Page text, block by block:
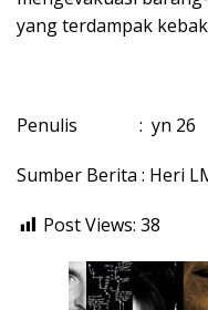
yang terdampak
Penulis : yn 26
Sumber Berita : Heri
Post Views: 38